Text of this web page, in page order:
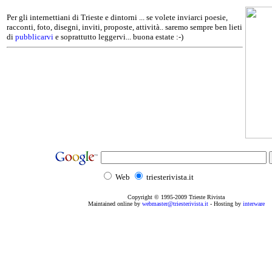
Per gli internettiani di Trieste e dintorni ... se volete inviarci poesie,
racconti, foto, disegni, inviti, proposte, attività.. saremo sempre ben lieti
di pubblicarvi e soprattutto leggervi... buona estate :-)
Web triesterivista.it
Copyright © 1995-2009 Trieste Rivista
Maintained online by webmaster@triesterivista.it- Hosting by interware